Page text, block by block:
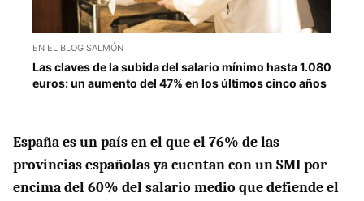
EN EL BLOG SALMÓN
Las claves de la subida del salario mínimo hasta 1.080
euros: un aumento del 47% en los últimos cinco años
España es un país en el que el 76% de las
provincias españolas ya cuentan con un SMI por
encima del 60% del salario medio que defiende el